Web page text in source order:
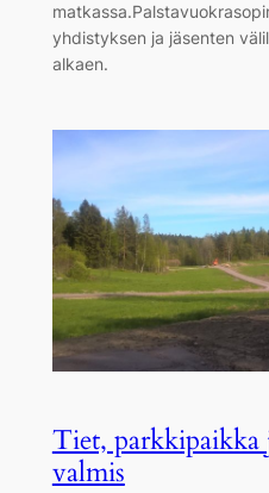
yhdistyksen ja jäsenten
alkaen.
Tiet, parkkipaikka
valmis